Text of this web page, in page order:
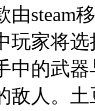
由steam
玩家将
中的武
敌人。